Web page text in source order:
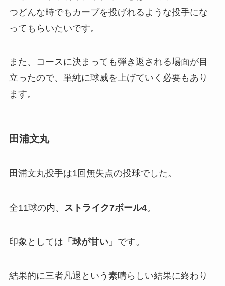
つどんな時でもカーブを投げれるような投手にな
ってもらいたいです。
また、コースに決まっても弾き返される場面が目
立ったので、単純に球威を上げていく必要もあり
ます。
田浦文丸
田浦文丸投手は1回無失点の投球でした。
全11球の内、 ストライク7ボール4。
印象としては 「 球が甘い」 です。
結果的に三者凡退という素晴らしい結果に終わり